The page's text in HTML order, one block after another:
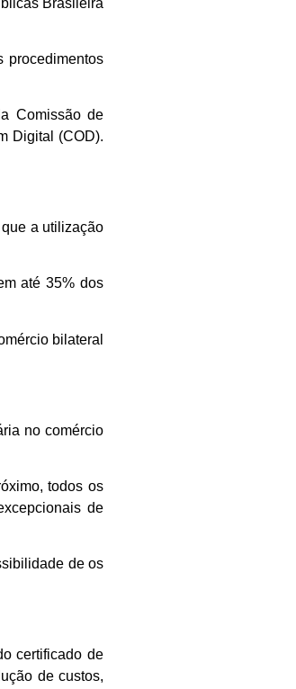
procedimentos
Comissão de
Digital (COD).
a utilização
até 35% dos
bilateral
no comércio
todos os
de
de os
certificado de
de custos,